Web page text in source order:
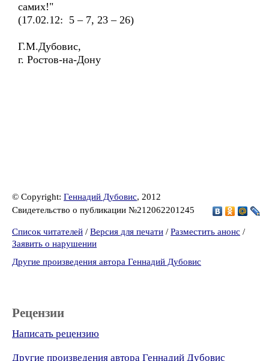
самих!"
(17.02.12: 5 – 7, 23 – 26)
Г.М.Дубовис,
г. Ростов-на-Дону
© Copyright: Геннадий Дубовис, 2012
Свидетельство о публикации №212062201245
Список читателей / Версия для печати / Разместить анонс /
Заявить о нарушении
Другие произведения автора Геннадий Дубовис
Рецензии
Написать рецензию
Другие произведения автора Геннадий Дубовис